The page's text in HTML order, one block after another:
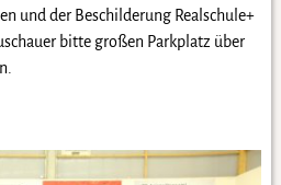
und der Beschilderung Realschule+
bitte großen Parkplatz über